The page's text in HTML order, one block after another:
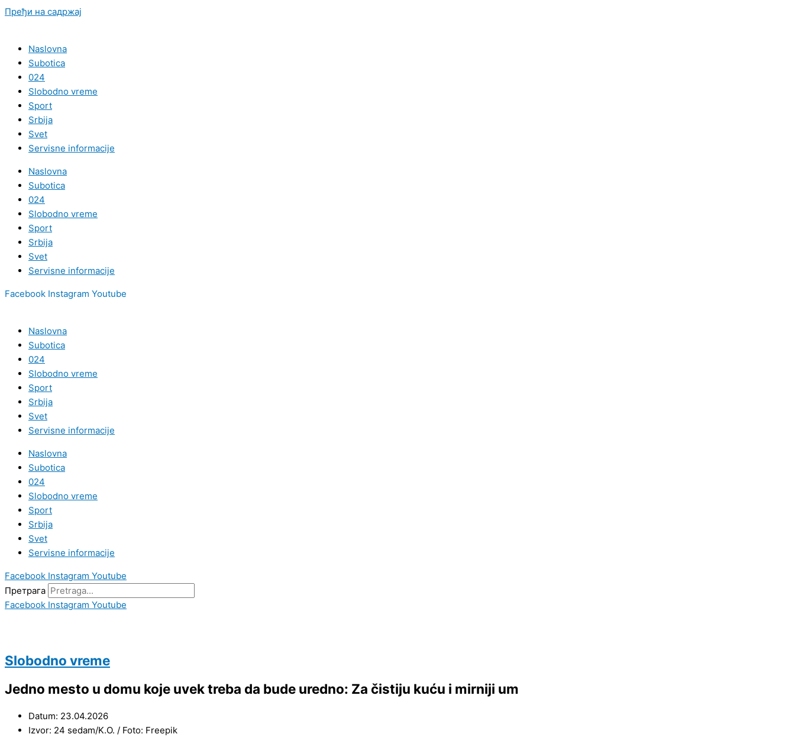
Пређи на садржај
Naslovna
Subotica
024
Slobodno vreme
Sport
Srbija
Svet
Servisne informacije
Naslovna
Subotica
024
Slobodno vreme
Sport
Srbija
Svet
Servisne informacije
Facebook Instagram Youtube
Naslovna
Subotica
024
Slobodno vreme
Sport
Srbija
Svet
Servisne informacije
Naslovna
Subotica
024
Slobodno vreme
Sport
Srbija
Svet
Servisne informacije
Facebook Instagram Youtube
Претрага
Facebook Instagram Youtube
Slobodno vreme
Jedno mesto u domu koje uvek treba da bude uredno: Za čistiju kuću i mirniji um
Datum: 23.04.2026
Izvor: 24 sedam/K.O. / Foto: Freepik